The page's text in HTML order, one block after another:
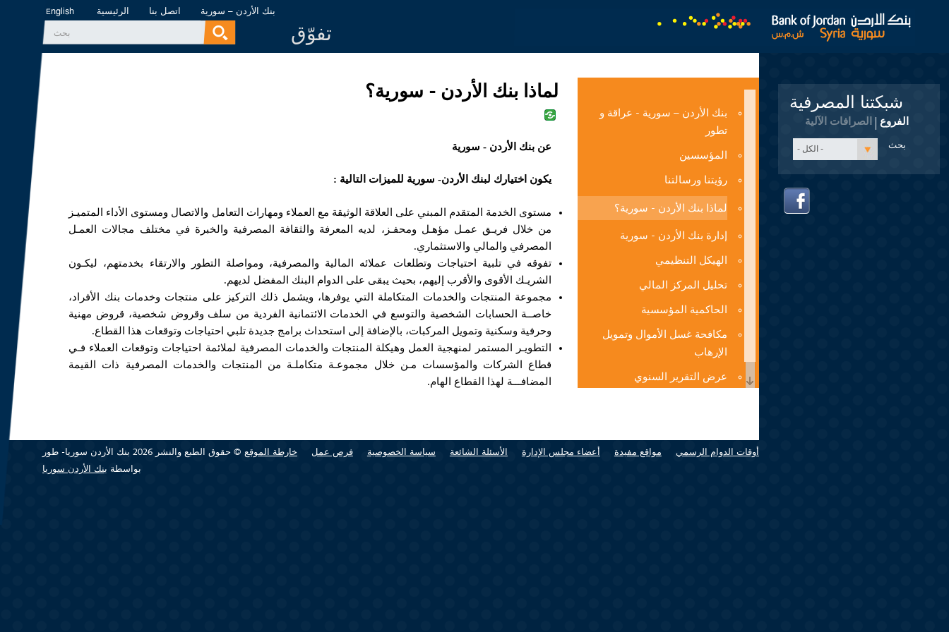
English الرئيسية اتصل بنا بنك الأردن – سورية
استمارة البحث
‏بحث ‏ تفوّق
لماذا بنك الأردن - سورية؟
عن بنك الأردن - سورية
يكون اختيارك لبنك الأردن- سورية للميزات التالية :
مستوى الخدمة المتقدم المبني على العلاقة الوثيقة مع العملاء ومهارات التعامل والاتصال ومستوى الأداء المتميـز
من خلال فريـق عمـل مؤهـل ومحفـز، لديه المعرفة والثقافة المصرفية والخبرة في مختلف مجالات العمـل
المصرفي والمالي والاستثماري.
تفوقه في تلبية احتياجات وتطلعات عملائه المالية والمصرفية، ومواصلة التطور والارتقاء بخدمتهم، ليكـون
الشريـك الأقوى والأقرب إليهم، بحيث يبقى على الدوام البنك المفضل لديهم.
مجموعة المنتجات والخدمات المتكاملة التي يوفرها، ويشمل ذلك التركيز على منتجات وخدمات بنك الأفراد،
خاصــة الحسابات الشخصية والتوسع في الخدمات الائتمانية الفردية من سلف وقروض شخصية، قروض مهنية
وحرفية وسكنية وتمويل المركبات، بالإضافة إلى استحداث برامج جديدة تلبي احتياجات وتوقعات هذا القطاع.
التطويـر المستمر لمنهجية العمل وهيكلة المنتجات والخدمات المصرفية لملائمة احتياجات وتوقعات العملاء فـي
قطاع الشركات والمؤسسات مـن خلال مجموعـة متكاملـة من المنتجات والخدمات المصرفية ذات القيمة
المضافـــة لهذا القطاع الهام.
بنك الأردن – سورية - عراقة و
تطور
المؤسسين
رؤيتنا ورسالتنا
لماذا بنك الأردن - سورية؟
إدارة بنك الأردن - سورية
الهيكل التنظيمي
تحليل المركز المالي
الحاكمية المؤسسية
مكافحة غسل الأموال وتمويل
الإرهاب
عرض التقرير السنوي
شبكتنا المصرفية
الفروع الصرافات الآلية
- الكل -
خارطة الموقع فرص عمل سياسة الخصوصية الأسئلة الشائعة أعضاء مجلس الإدارة مواقع مفيدة أوقات الدوام الرسمي
© حقوق الطبع والنشر 2026 بنك الأردن سوريا- طور
بواسطة بنك الأردن سوريا